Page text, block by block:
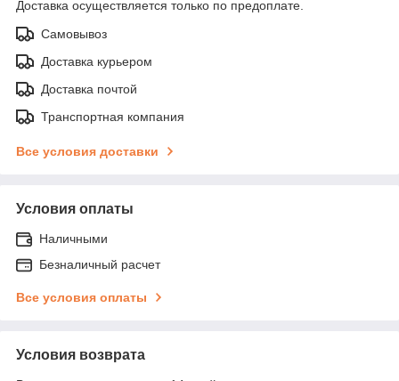
Доставка осуществляется только по предоплате.
Самовывоз
Доставка курьером
Доставка почтой
Транспортная компания
Все условия доставки
Условия оплаты
Наличными
Безналичный расчет
Все условия оплаты
Условия возврата